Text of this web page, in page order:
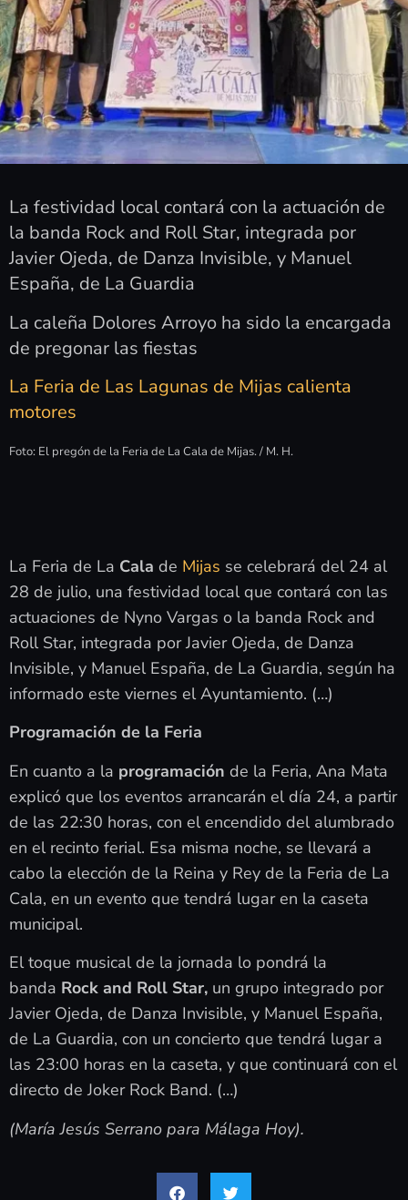
La festividad local contará con la actuación de
la banda Rock and Roll Star, integrada por
Javier Ojeda, de Danza Invisible, y Manuel
España, de La Guardia
La caleña Dolores Arroyo ha sido la encargada
de pregonar las fiestas
La Feria de Las Lagunas de Mijas calienta
motores
Foto: El pregón de la Feria de La Cala de Mijas. / M. H.
La Feria de La Cala de Mijas se celebrará del 24 al
28 de julio, una festividad local que contará con las
actuaciones de Nyno Vargas o la banda Rock and
Roll Star, integrada por Javier Ojeda, de Danza
Invisible, y Manuel España, de La Guardia, según ha
informado este viernes el Ayuntamiento. (…)
Programación de la Feria
En cuanto a la programación de la Feria, Ana Mata
explicó que los eventos arrancarán el día 24, a partir
de las 22:30 horas, con el encendido del alumbrado
en el recinto ferial. Esa misma noche, se llevará a
cabo la elección de la Reina y Rey de la Feria de La
Cala, en un evento que tendrá lugar en la caseta
municipal.
El toque musical de la jornada lo pondrá la
banda Rock and Roll Star, un grupo integrado por
Javier Ojeda, de Danza Invisible, y Manuel España,
de La Guardia, con un concierto que tendrá lugar a
las 23:00 horas en la caseta, y que continuará con el
directo de Joker Rock Band. (…)
(María Jesús Serrano para Málaga Hoy).